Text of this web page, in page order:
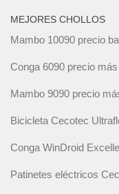
MEJORES CHOLLOS
Mambo 10090 precio
Conga 6090 precio
Mambo 9090 precio
Bicicleta Cecotec
Conga WinDroid
Patinetes eléctricos